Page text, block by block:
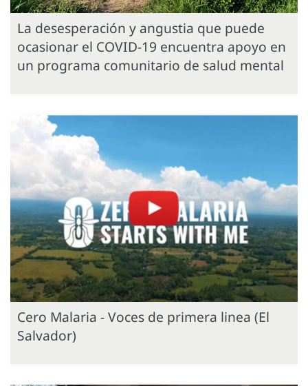
La desesperación y angustia que puede
ocasionar el COVID-19 encuentra apoyo en
un programa comunitario de salud mental
Cero Malaria - Voces de primera linea (El
Salvador)